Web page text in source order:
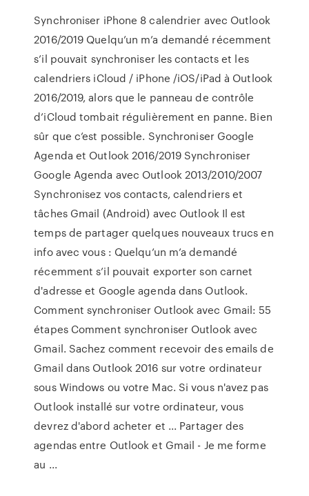
Synchroniser iPhone 8 calendrier avec Outlook
2016/2019 Quelqu’un m’a demandé récemment
s’il pouvait synchroniser les contacts et les
calendriers iCloud / iPhone /iOS/iPad à Outlook
2016/2019, alors que le panneau de contrôle
d’iCloud tombait régulièrement en panne. Bien
sûr que c’est possible. Synchroniser Google
Agenda et Outlook 2016/2019 Synchroniser
Google Agenda avec Outlook 2013/2010/2007
Synchronisez vos contacts, calendriers et
tâches Gmail (Android) avec Outlook Il est
temps de partager quelques nouveaux trucs en
info avec vous : Quelqu’un m’a demandé
récemment s’il pouvait exporter son carnet
d'adresse et Google agenda dans Outlook.
Comment synchroniser Outlook avec Gmail: 55
étapes Comment synchroniser Outlook avec
Gmail. Sachez comment recevoir des emails de
Gmail dans Outlook 2016 sur votre ordinateur
sous Windows ou votre Mac. Si vous n'avez pas
Outlook installé sur votre ordinateur, vous
devrez d'abord acheter et ... Partager des
agendas entre Outlook et Gmail - Je me forme
au ...